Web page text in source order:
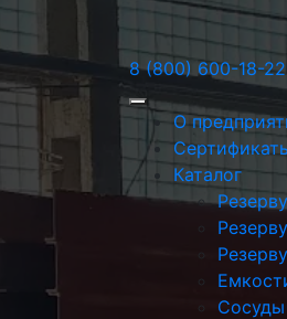
8 (800) 600-18-22
О
Каталог
Сосуды